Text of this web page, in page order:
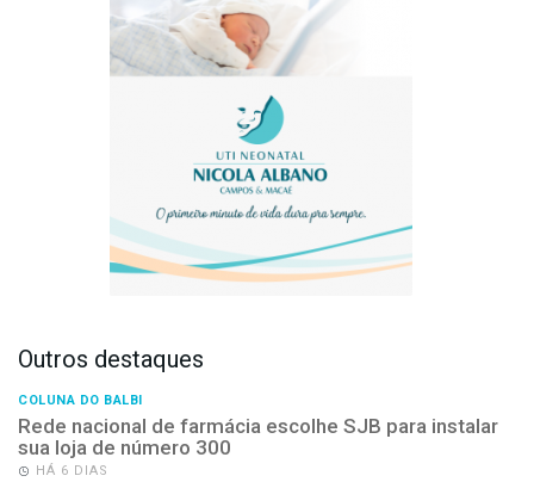
Outros destaques
COLUNA DO BALBI
Rede nacional de farmácia escolhe SJB para instalar
sua loja de número 300
HÁ 6 DIAS